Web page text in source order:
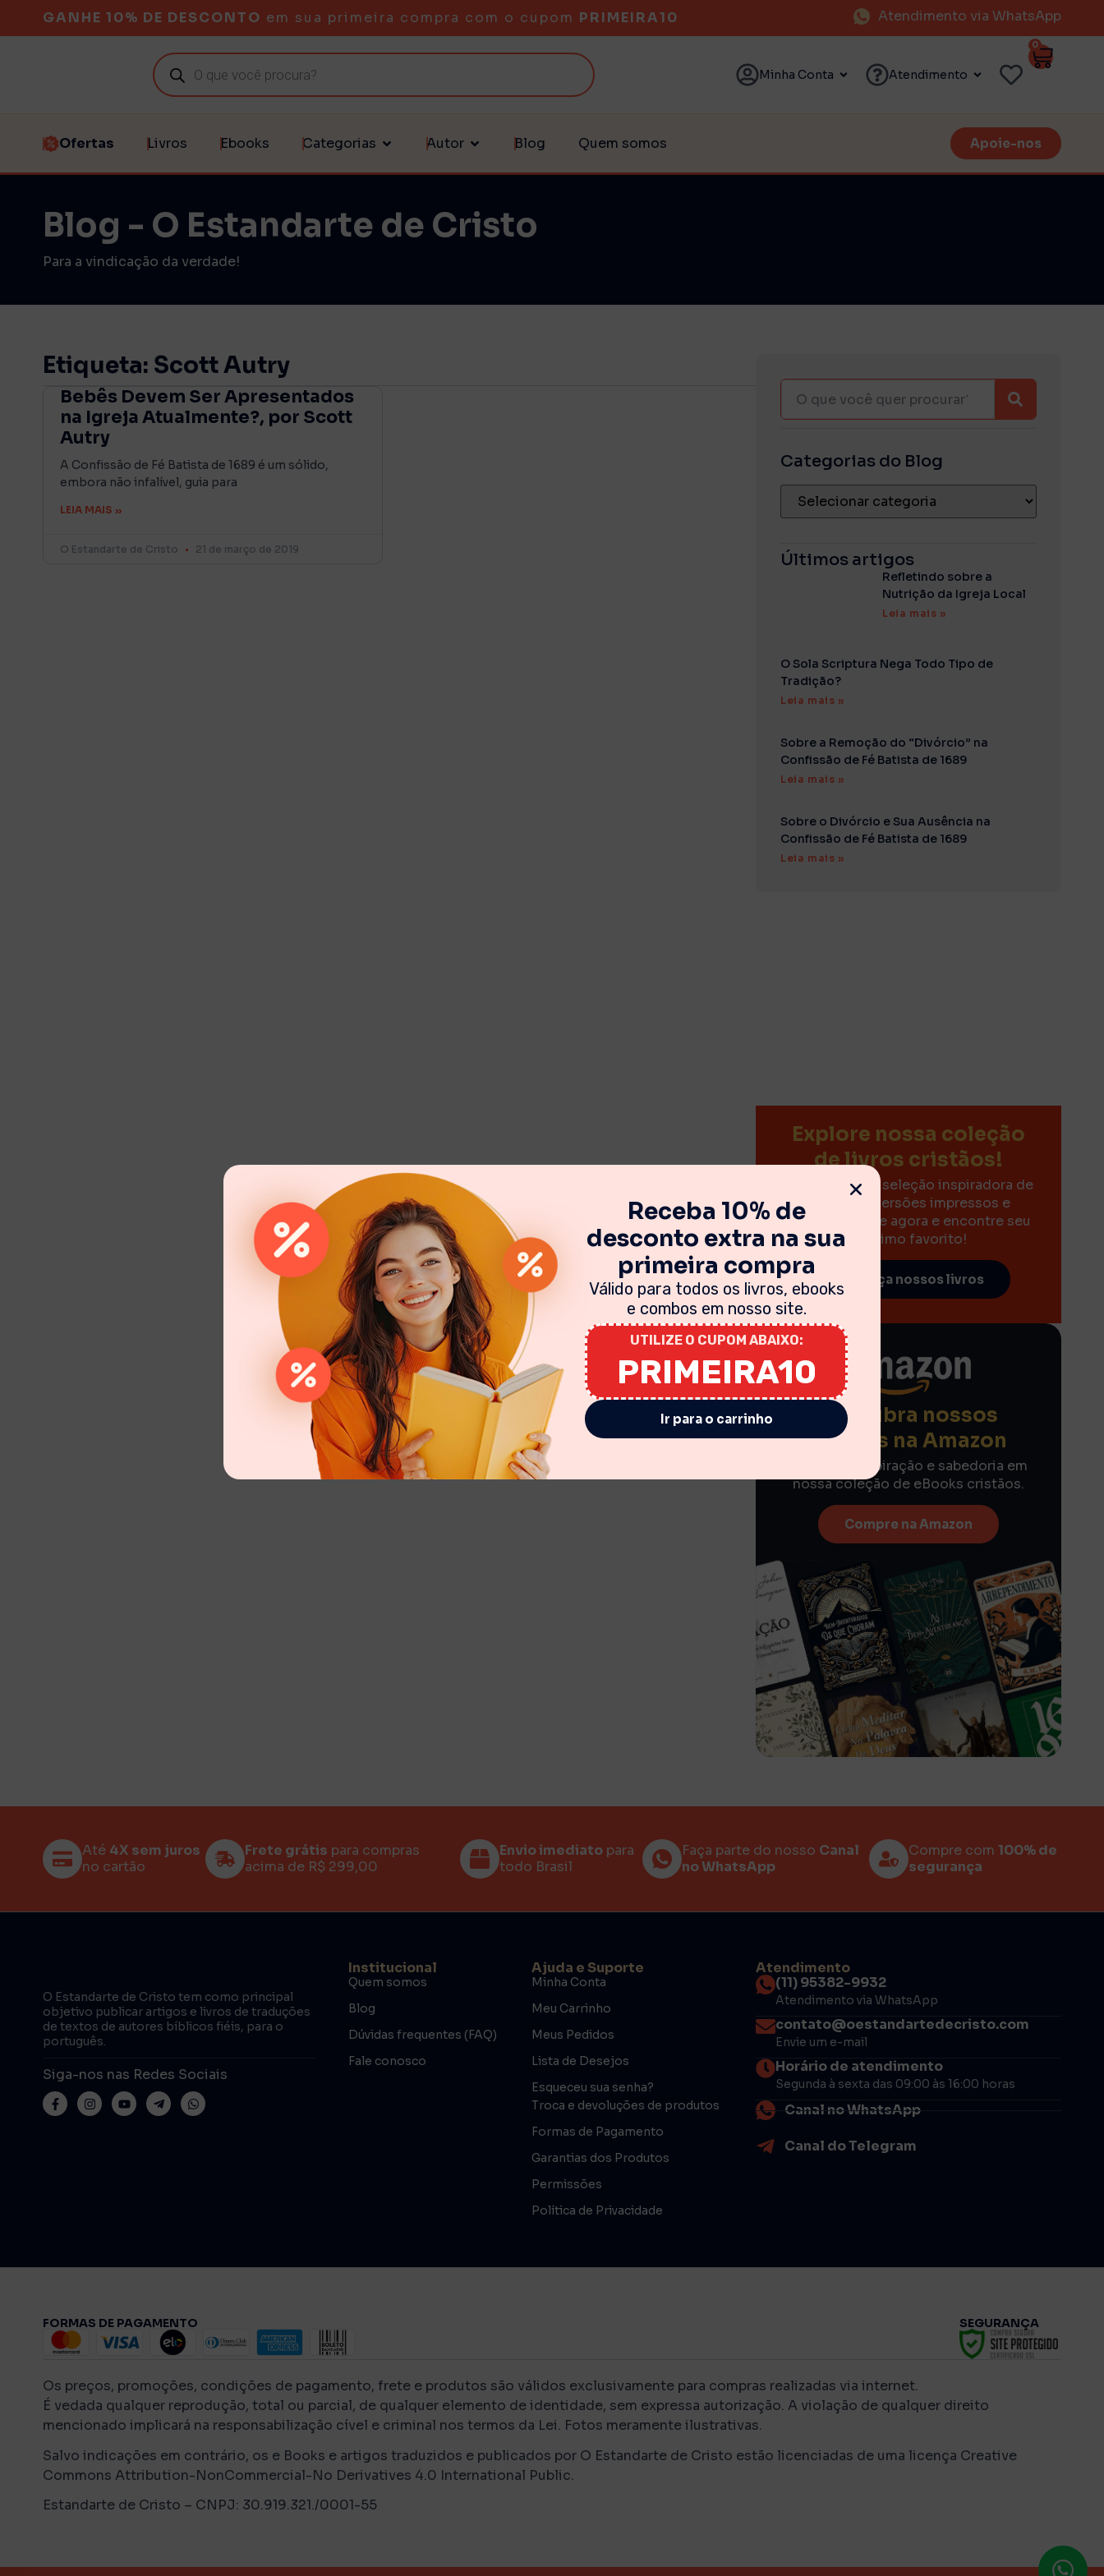
GANHE 10% DE DESCONTO em sua primeira compra com o cupom PRIMEIRA10 Atendimento via WhatsApp
Minha Conta Atendimento
0
Ofertas Livros Ebooks Categorias Autor Blog Quem somos Apoie-nos
Blog - O Estandarte de Cristo
Para a vindicação da verdade!
Etiqueta: Scott Autry
Bebês Devem Ser Apresentados
na Igreja Atualmente?, por Scott
Autry
A Confissão de Fé Batista de 1689 é um sólido,
embora não infalível, guia para
LEIA MAIS »
O Estandarte de Cristo 21 de março de 2019
Categorias do Blog
Últimos artigos
Refletindo sobre a
Nutrição da Igreja Local
Leia mais »
O Sola Scriptura Nega Todo Tipo de
Tradição?
Leia mais »
Sobre a Remoção do “Divórcio” na
Confissão de Fé Batista de 1689
Leia mais »
Sobre o Divórcio e Sua Ausência na
Confissão de Fé Batista de 1689
Leia mais »
Explore nossa coleção
de livros cristãos!
Descubra uma seleção inspiradora de
livros nas versões impressos e
eBooks. Clique agora e encontre seu
próximo favorito!
Conheça nossos livros
Descubra nossos
eBooks na Amazon
Encontre inspiração e sabedoria em
nossa coleção de eBooks cristãos.
Compre na Amazon
Até 4X sem juros
no cartão
Frete grátis para compras
acima de R$ 299,00
Envio imediato para
todo Brasil
Faça parte do nosso Canal
no WhatsApp
Compre com100% de
segurança
O Estandarte de Cristo tem como principal
objetivo publicar artigos e livros de traduções
de textos de autores bíblicos fiéis, para o
português.
Siga-nos nas Redes Sociais
Institucional
Quem somos
Blog
Dúvidas frequentes (FAQ)
Fale conosco
Ajuda e Suporte
Minha Conta
Meu Carrinho
Meus Pedidos
Lista de Desejos
Esqueceu sua senha?
Troca e devoluções de produtos
Formas de Pagamento
Garantias dos Produtos
Permissões
Política de Privacidade
Atendimento
(11) 95382-9932
Atendimento via WhatsApp
contato@oestandartedecristo.com
Envie um e-mail
Horário de atendimento
Segunda à sexta das 09:00 às 16:00 horas
Canal no WhatsApp
Canal do Telegram
FORMAS DE PAGAMENTO SEGURANÇA
Os preços, promoções, condições de pagamento, frete e produtos são válidos exclusivamente para compras realizadas via internet.
É vedada qualquer reprodução, total ou parcial, de qualquer elemento de identidade, sem expressa autorização. A violação de qualquer direito
mencionado implicará na responsabilização cível e criminal nos termos da Lei. Fotos meramente ilustrativas.
Salvo indicações em contrário, os e Books e artigos traduzidos e publicados por O Estandarte de Cristo estão licenciadas de uma licença Creative
Commons Attribution-NonCommercial-No Derivatives 4.0 International Public.
Estandarte de Cristo – CNPJ: 30.919.321./0001-55
Receba 10% de
desconto extra na sua
primeira compra
Válido para todos os livros, ebooks
e combos em nosso site.
UTILIZE O CUPOM ABAIXO:
PRIMEIRA10
Ir para o carrinho